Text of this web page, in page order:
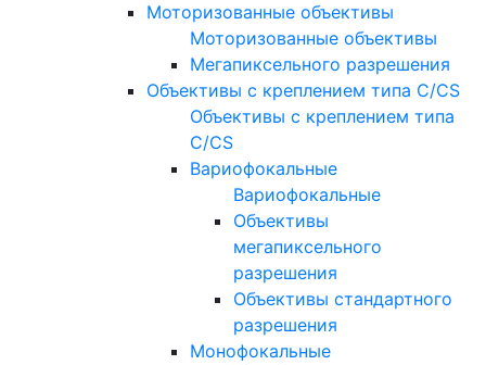
Моторизованные объективы
Моторизованные объективы
Мегапиксельного разрешения
Объективы с креплением типа C/CS
Объективы с креплением типа
C/CS
Вариофокальные
Вариофокальные
Объективы
мегапиксельного
разрешения
Объективы стандартного
разрешения
Монофокальные